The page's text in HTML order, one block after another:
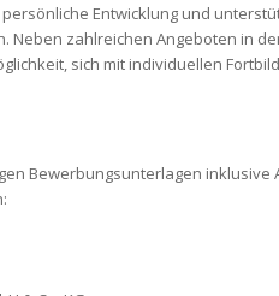
Entwicklung und
Neben zahlreichen Angeboten in
sich mit individuellen
Bewerbungsunterlagen inklusive